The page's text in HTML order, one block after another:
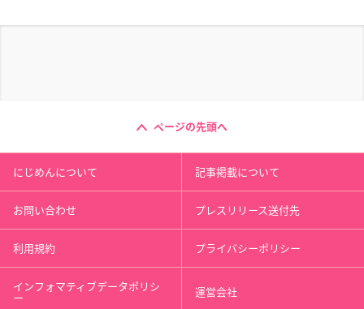
ページの先頭へ
にじめんについて 記事掲載について
お問い合わせ プレスリリース送付先
利用規約 プライバシーポリシー
インフォマティブデータポリシ
ー 運営会社